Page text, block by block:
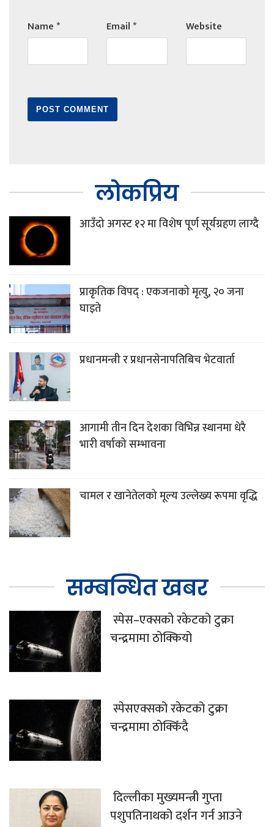
Name* Email* Website
लोकप्रिय
आउँदो अगस्ट १२ मा विशेष पूर्ण सूर्यग्रहण लाग्दै
प्राकृतिक विपद् : एकजनाको मृत्यु, २० जना
घाइते
प्रधानमन्त्री र प्रधानसेनापतिबिच भेटवार्ता
आगामी तीन दिन देशका विभिन्न स्थानमा धेरै
भारी वर्षाको सम्भावना
चामल र खानेतेलको मूल्य उल्लेख्य रूपमा वृद्धि
सम्बन्धित खबर
स्पेस–एक्सको रकेटको टुक्रा
चन्द्रमामा ठोक्कियो
स्पेसएक्सको रकेटको टुक्रा
चन्द्रमामा ठोक्किँदै
दिल्लीका मुख्यमन्त्री गुप्ता
पशुपतिनाथको दर्शन गर्न आउने